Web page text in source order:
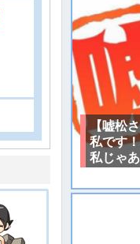
【嘘松
私です
私じゃ